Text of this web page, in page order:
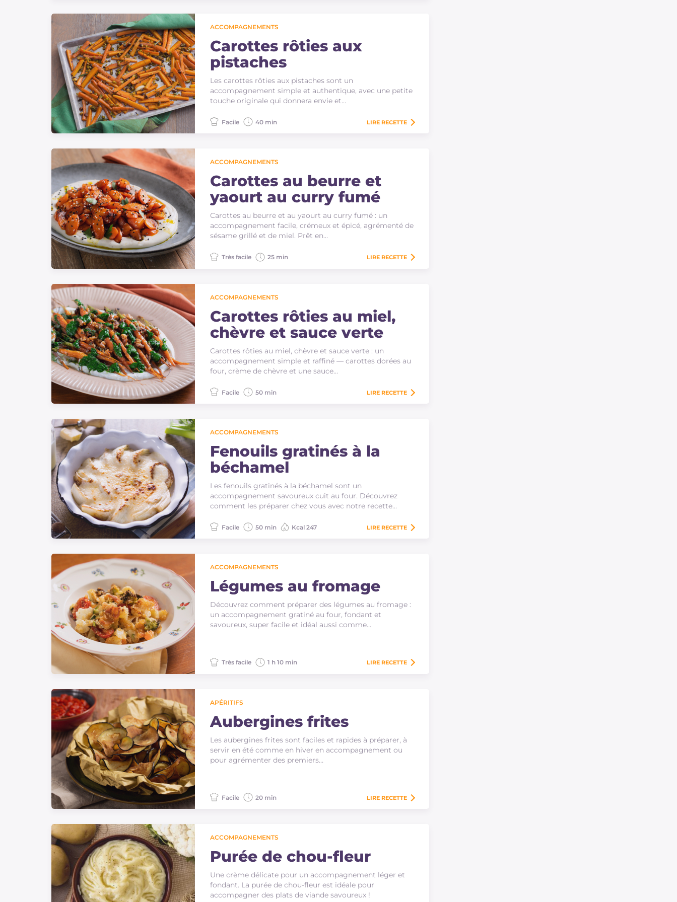
ACCOMPAGNEMENTS
Carottes rôties aux
pistaches
Les carottes rôties aux pistaches sont un
accompagnement simple et authentique, avec une petite
touche originale qui donnera envie et…
Facile 40 min LIRE RECETTE
ACCOMPAGNEMENTS
Carottes au beurre et
yaourt au curry fumé
Carottes au beurre et au yaourt au curry fumé : un
accompagnement facile, crémeux et épicé, agrémenté de
sésame grillé et de miel. Prêt en…
Très facile 25 min LIRE RECETTE
ACCOMPAGNEMENTS
Carottes rôties au miel,
chèvre et sauce verte
Carottes rôties au miel, chèvre et sauce verte : un
accompagnement simple et raffiné — carottes dorées au
four, crème de chèvre et une sauce…
Facile 50 min LIRE RECETTE
ACCOMPAGNEMENTS
Fenouils gratinés à la
béchamel
Les fenouils gratinés à la béchamel sont un
accompagnement savoureux cuit au four. Découvrez
comment les préparer chez vous avec notre recette…
Facile 50 min Kcal 247 LIRE RECETTE
ACCOMPAGNEMENTS
Légumes au fromage
Découvrez comment préparer des légumes au fromage :
un accompagnement gratiné au four, fondant et
savoureux, super facile et idéal aussi comme…
Très facile 1 h 10 min LIRE RECETTE
APÉRITIFS
Aubergines frites
Les aubergines frites sont faciles et rapides à préparer, à
servir en été comme en hiver en accompagnement ou
pour agrémenter des premiers…
Facile 20 min LIRE RECETTE
ACCOMPAGNEMENTS
Purée de chou-fleur
Une crème délicate pour un accompagnement léger et
fondant. La purée de chou-fleur est idéale pour
accompagner des plats de viande savoureux !